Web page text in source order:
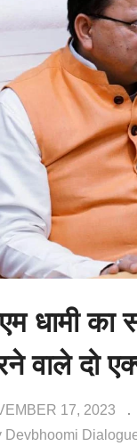
धामी
वाले दो
17, 2023
Devbhoomi